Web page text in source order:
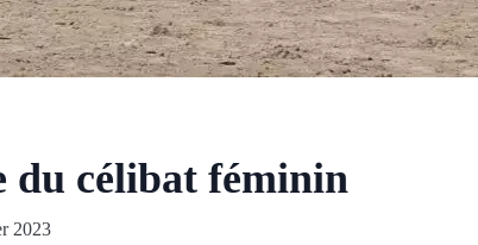
du célibat féminin
2023